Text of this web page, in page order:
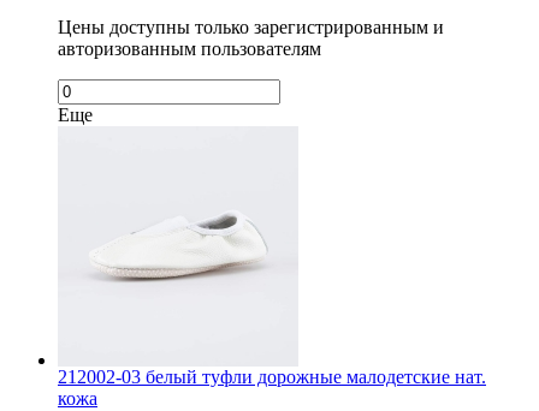
Цены доступны только зарегистрированным и
авторизованным пользователям
Еще
212002-03 белый туфли дорожные малодетские нат.
кожа